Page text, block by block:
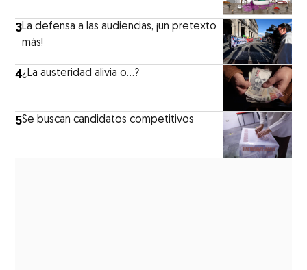
3La defensa a las audiencias, ¡un pretexto
más!
4¿La austeridad alivia o…?
5Se buscan candidatos competitivos